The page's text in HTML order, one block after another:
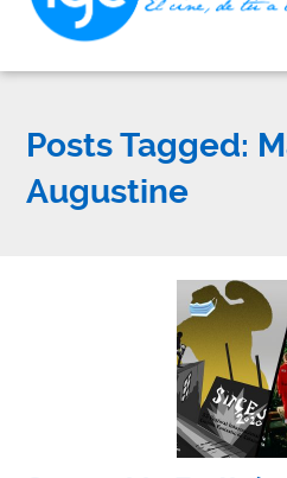
Posts Tagged:
Augustine